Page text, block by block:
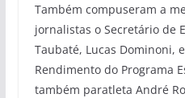
Também compuseram a
jornalistas o Secretário de
Taubaté, Lucas Dominoni,
Rendimento do Programa
também paratleta André